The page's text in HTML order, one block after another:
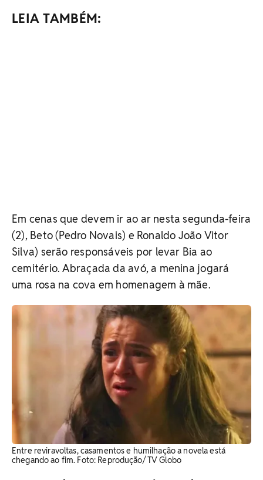
LEIA TAMBÉM:
Em cenas que devem ir ao ar nesta segunda-feira
(2), Beto (Pedro Novais) e Ronaldo João Vitor
Silva) serão responsáveis por levar Bia ao
cemitério. Abraçada da avó, a menina jogará
uma rosa na cova em homenagem à mãe.
Entre reviravoltas, casamentos e humilhação a novela está
chegando ao fim. ​Foto: Reprodução/ TV Globo